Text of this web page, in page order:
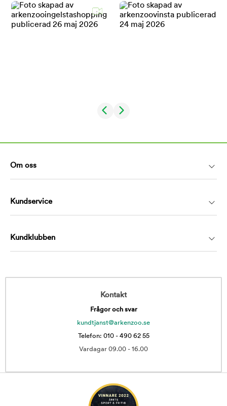
Om oss
Kundservice
Kundklubben
Kontakt
Frågor och svar
kundtjanst@arkenzoo.se
Telefon: 010 - 490 62 55
Vardagar 09.00 - 16.00